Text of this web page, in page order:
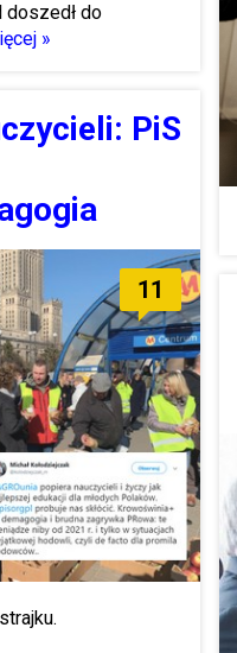
doszedł do
»
PiS
11